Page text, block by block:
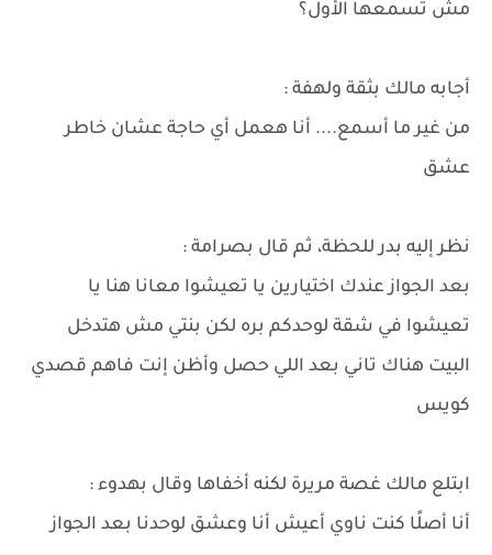
مش تسمعها الأول؟
أجابه مالك بثقة ولهفة :
من غير ما أسمع.... أنا هعمل أي حاجة عشان خاطر
عشق
نظر إليه بدر للحظة، ثم قال بصرامة :
بعد الجواز عندك اختيارين يا تعيشوا معانا هنا يا
تعيشوا في شقة لوحدكم بره لكن بنتي مش هتدخل
البيت هناك تاني بعد اللي حصل وأظن إنت فاهم قصدي
كويس
ابتلع مالك غصة مريرة لكنه أخفاها وقال بهدوء :
أنا أصلًا كنت ناوي أعيش أنا وعشق لوحدنا بعد الجواز